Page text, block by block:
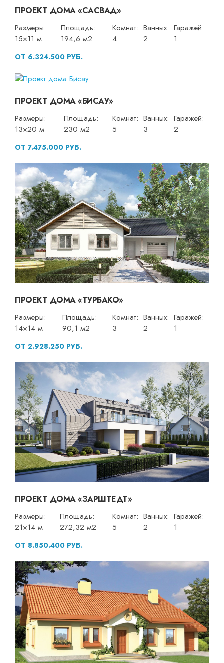
ПРОЕКТ ДОМА «САСВАД»
Размеры:
15×11 м
Площадь:
194,6 м2
Комнат:
4
Ванных:
2
Гаражей:
1
ОТ 6.324.500 РУБ.
ПРОЕКТ ДОМА «БИСАУ»
Размеры:
13×20 м
Площадь:
230 м2
Комнат:
5
Ванных:
3
Гаражей:
2
ОТ 7.475.000 РУБ.
ПРОЕКТ ДОМА «ТУРБАКО»
Размеры:
14×14 м
Площадь:
90,1 м2
Комнат:
3
Ванных:
2
Гаражей:
1
ОТ 2.928.250 РУБ.
ПРОЕКТ ДОМА «ЗАРШТЕДТ»
Размеры:
21×14 м
Площадь:
272,32 м2
Комнат:
5
Ванных:
2
Гаражей:
1
ОТ 8.850.400 РУБ.